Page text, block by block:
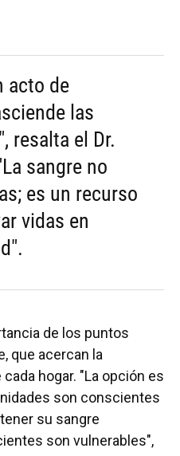
acto de
las
resalta el Dr.
sangre no
es un recurso
vidas en
de los puntos
que acercan la
hogar. "La opción es
son conscientes
su sangre
son vulnerables",